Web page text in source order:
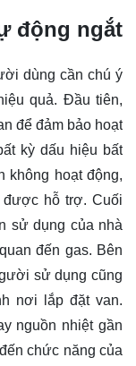
động ngắt
dùng cần chú ý
quả. Đầu tiên,
để đảm bảo hoạt
kỳ dấu hiệu bất
không hoạt động,
hỗ trợ. Cuối
sử dụng của nhà
đến gas. Bên
sử dụng cũng
nơi lắp đặt van.
nguồn nhiệt gần
chức năng của